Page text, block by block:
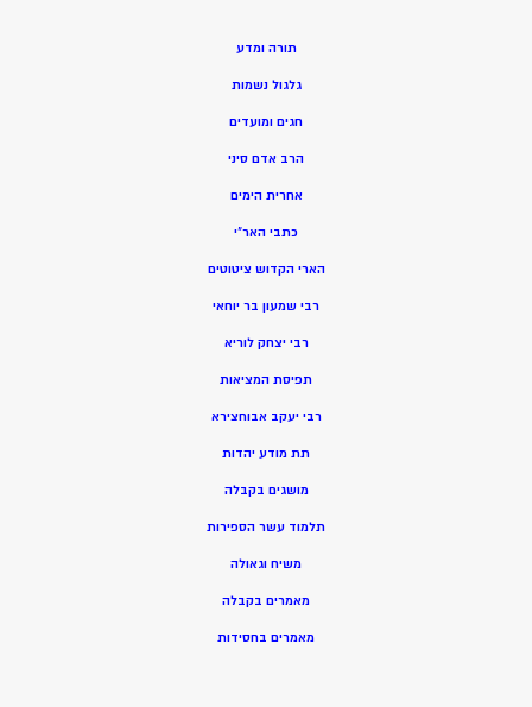
תורה ומדע
גלגול נשמות
חגים ומועדים
הרב אדם סיני
אחרית הימים
כתבי האר”י
הארי הקדוש ציטוטים
רבי שמעון בר יוחאי
רבי יצחק לוריא
תפיסת המציאות
רבי יעקב אבוחצירא
תת מודע יהדות
מושגים בקבלה
תלמוד עשר הספירות
משיח וגאולה
מאמרים בקבלה
מאמרים בחסידות